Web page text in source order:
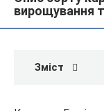
вирощування
Зміст